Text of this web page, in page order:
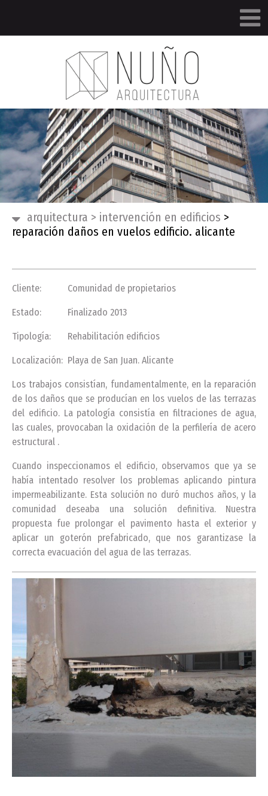
arquitectura > intervención en edificios >
reparación daños en vuelos edificio. alicante
Cliente: Comunidad de propietarios
Estado: Finalizado 2013
Tipología: Rehabilitación edificios
Localización: Playa de San Juan. Alicante
Los trabajos consistían, fundamentalmente, en la reparación
de los daños que se producían en los vuelos de las terrazas
del edificio. La patología consistía en filtraciones de agua,
las cuales, provocaban la oxidación de la perfilería de acero
estructural .
Cuando inspeccionamos el edificio, observamos que ya se
había intentado resolver los problemas aplicando pintura
impermeabilizante. Esta solución no duró muchos años, y la
comunidad deseaba una solución definitiva. Nuestra
propuesta fue prolongar el pavimento hasta el exterior y
aplicar un goterón prefabricado, que nos garantizase la
correcta evacuación del agua de las terrazas.